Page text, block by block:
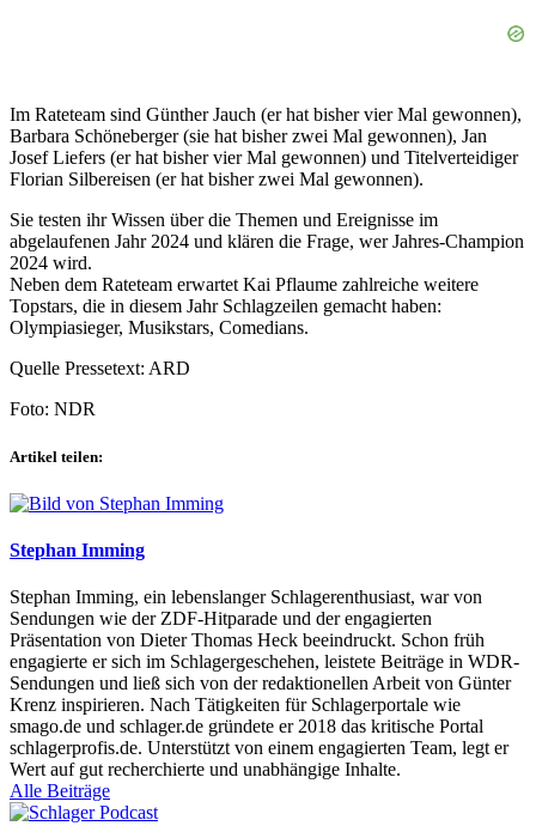
Im Rateteam sind Günther Jauch (er hat bisher vier Mal gewonnen),
Barbara Schöneberger (sie hat bisher zwei Mal gewonnen), Jan
Josef Liefers (er hat bisher vier Mal gewonnen) und Titelverteidiger
Florian Silbereisen (er hat bisher zwei Mal gewonnen).
Sie testen ihr Wissen über die Themen und Ereignisse im
abgelaufenen Jahr 2024 und klären die Frage, wer Jahres-Champion
2024 wird.
Neben dem Rateteam erwartet Kai Pflaume zahlreiche weitere
Topstars, die in diesem Jahr Schlagzeilen gemacht haben:
Olympiasieger, Musikstars, Comedians.
Quelle Pressetext: ARD
Foto: NDR
Artikel teilen:
Stephan Imming
Stephan Imming, ein lebenslanger Schlagerenthusiast, war von
Sendungen wie der ZDF-Hitparade und der engagierten
Präsentation von Dieter Thomas Heck beeindruckt. Schon früh
engagierte er sich im Schlagergeschehen, leistete Beiträge in WDR-
Sendungen und ließ sich von der redaktionellen Arbeit von Günter
Krenz inspirieren. Nach Tätigkeiten für Schlagerportale wie
smago.de und schlager.de gründete er 2018 das kritische Portal
schlagerprofis.de. Unterstützt von einem engagierten Team, legt er
Wert auf gut recherchierte und unabhängige Inhalte.
Alle Beiträge